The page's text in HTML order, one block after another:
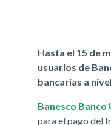
Hasta el 15 de
usuarios de
bancarias a
Banesco Banco
para el pago del